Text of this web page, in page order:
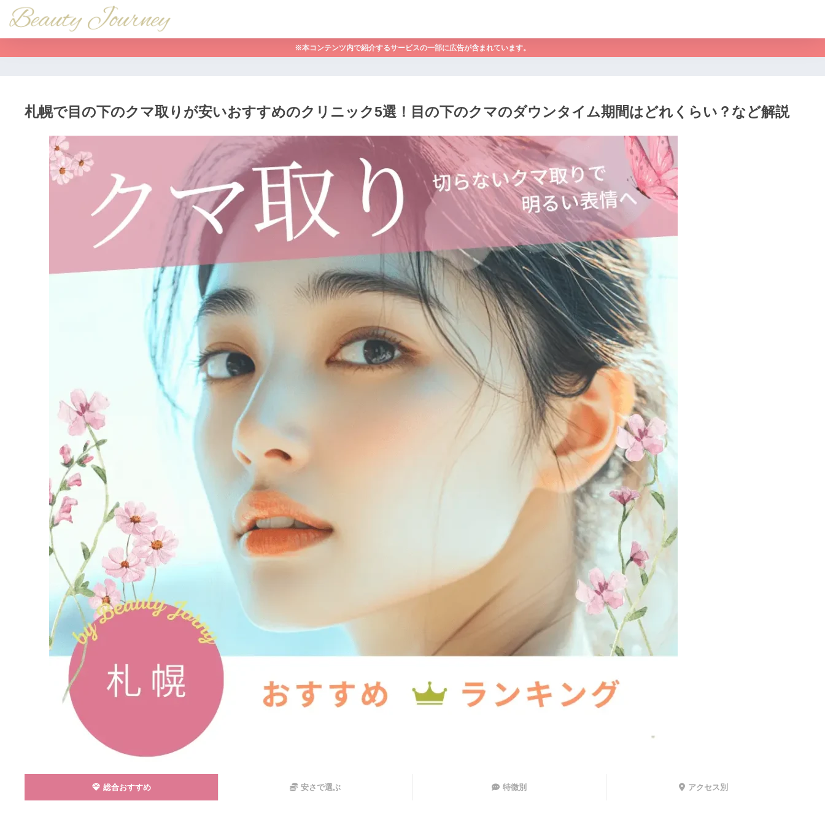
※本コンテンツ内で紹介するサービスの一部に広告が含まれています。
札幌で目の下のクマ取りが安いおすすめのクリニック5選！目の下のクマのダウンタイム期間はどれくらい？など解説
総合おすすめ 安さで選ぶ 特徴別 アクセス別